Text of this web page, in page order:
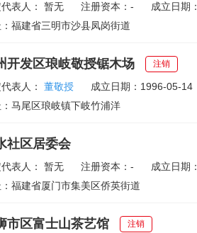
代表人：暂无 注册资本：-
成立日期：
福建省三明市沙县凤岗街道
开发区琅岐敬授锯木场 注销
代表人：董敬授
成立日期：1996-05-14
马尾区琅岐镇下岐竹浦洋
社区居委会
代表人：暂无 注册资本：-
成立日期：
福建省厦门市集美区侨英街道
市区富士山茶艺馆 注销